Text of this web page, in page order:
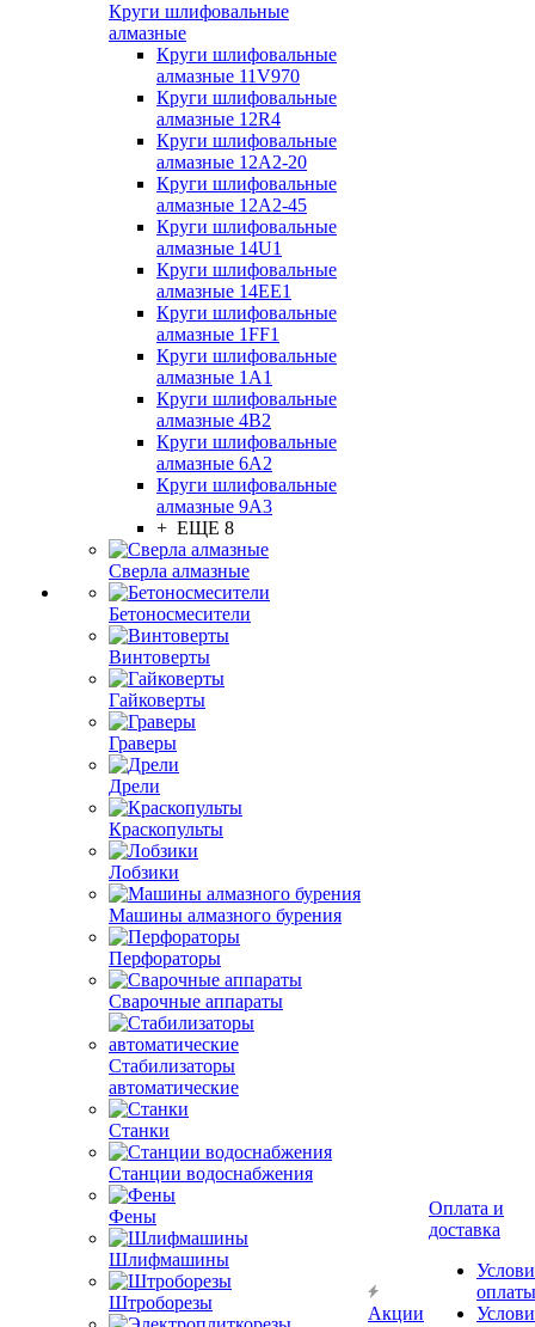
Круги шлифовальные
алмазные
Круги шлифовальные
алмазные 11V970
Круги шлифовальные
алмазные 12R4
Круги шлифовальные
алмазные 12А2-20
Круги шлифовальные
алмазные 12А2-45
Круги шлифовальные
алмазные 14U1
Круги шлифовальные
алмазные 14ЕЕ1
Круги шлифовальные
алмазные 1FF1
Круги шлифовальные
алмазные 1А1
Круги шлифовальные
алмазные 4В2
Круги шлифовальные
алмазные 6A2
Круги шлифовальные
алмазные 9А3
+ ЕЩЕ 8
Сверла алмазные
Бетоносмесители
Винтоверты
Гайковерты
Граверы
Дрели
Краскопульты
Лобзики
Машины алмазного бурения
Перфораторы
Сварочные аппараты
Стабилизаторы
автоматические
Станки
Станции водоснабжения
Фены
Шлифмашины
Штроборезы
Акции
Оплата и
доставка
оплаты